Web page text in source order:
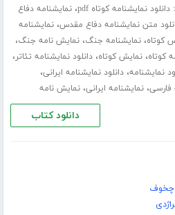
دانلود نمایشنامه کوتاه pdf ،نمایشنامه دفاع
متن نمایشنامه دفاع مقدس،نمایشنامه
کوتاه،نمایشنامه جنگ،نمایش نامه جنگ،
کوتاه،نمایش کوتاه،دانلود نمایشنامه تئاتر،
نمایشنامه،دانلود نمایشنامه ایرانی،
فارسی،نمایشنامه ایرانی،نمایش نامه
دانلود کتاب
چخوف